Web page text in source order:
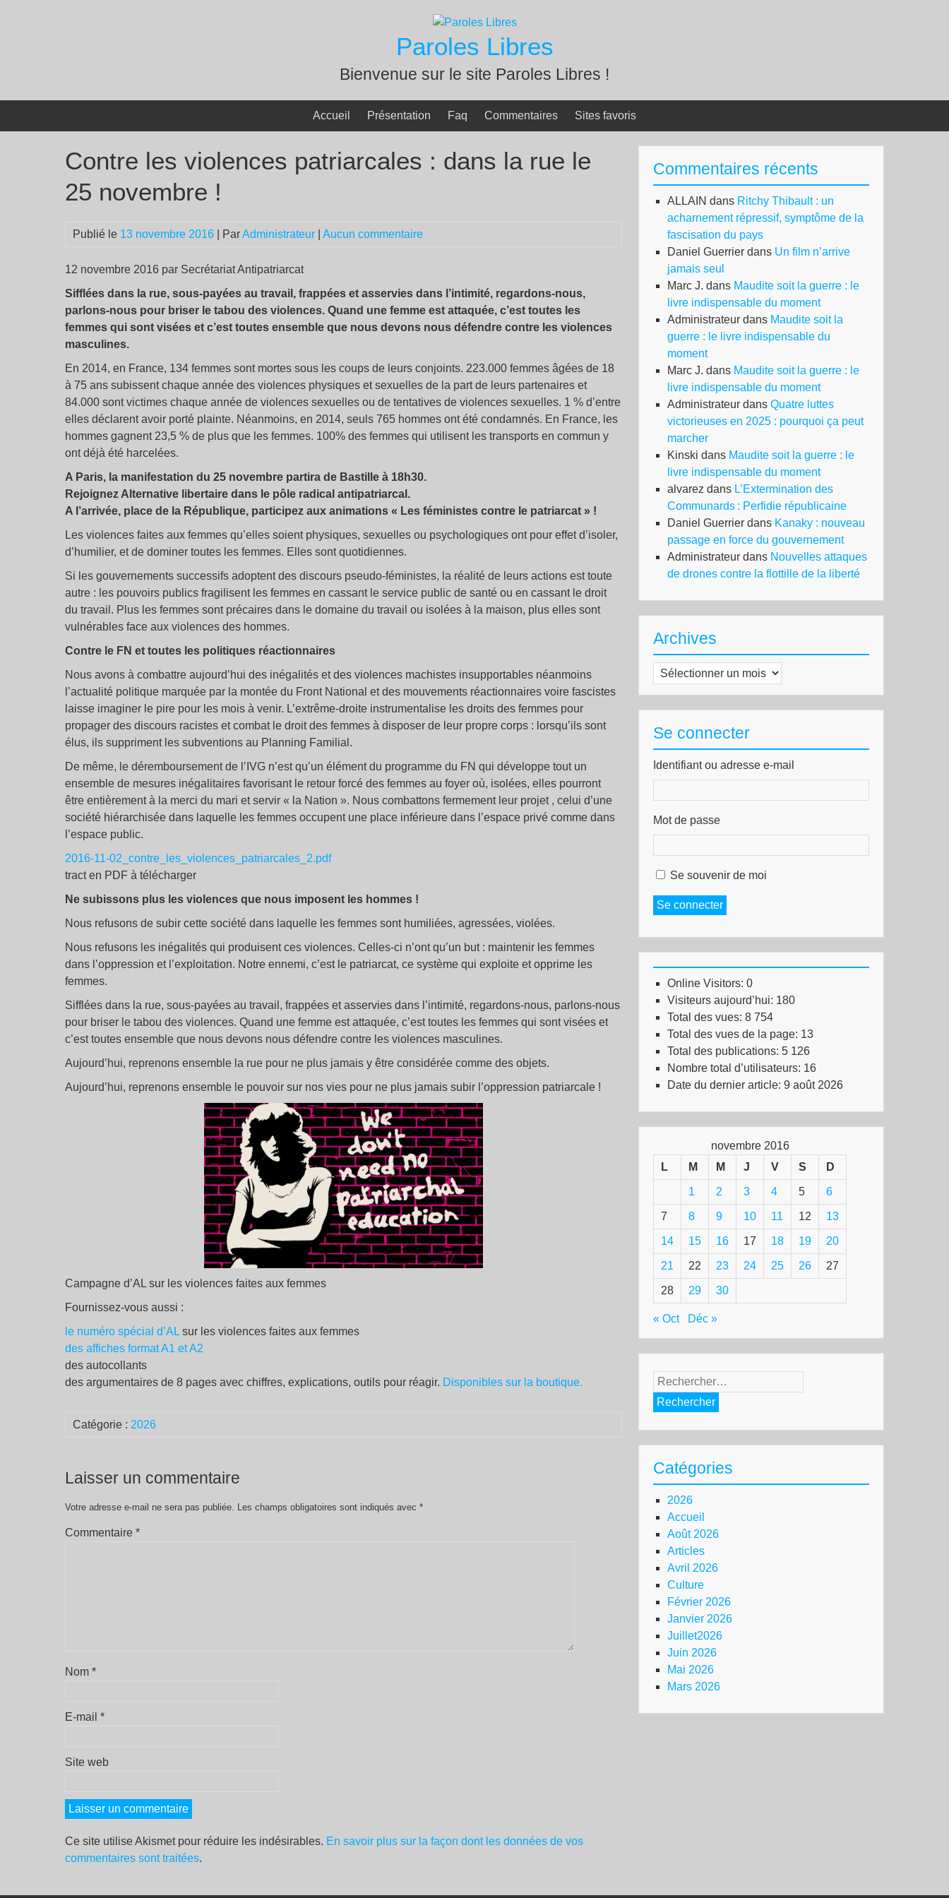
Paroles Libres
Bienvenue sur le site Paroles Libres !
Accueil Présentation Faq Commentaires Sites favoris
Contre les violences patriarcales : dans la rue le
25 novembre !
Publié le 13 novembre 2016 | ParAdministrateur Aucun commentaire
12 novembre 2016 par Secrétariat Antipatriarcat
Sifflées dans la rue, sous-payées au travail, frappées et asservies dans l’intimité, regardons-nous,
parlons-nous pour briser le tabou des violences. Quand une femme est attaquée, c’est toutes les
femmes qui sont visées et c’est toutes ensemble que nous devons nous défendre contre les violences
masculines.
En 2014, en France, 134 femmes sont mortes sous les coups de leurs conjoints. 223.000 femmes âgées de 18
à 75 ans subissent chaque année des violences physiques et sexuelles de la part de leurs partenaires et
84.000 sont victimes chaque année de violences sexuelles ou de tentatives de violences sexuelles. 1 % d’entre
elles déclarent avoir porté plainte. Néanmoins, en 2014, seuls 765 hommes ont été condamnés. En France, les
hommes gagnent 23,5 % de plus que les femmes. 100% des femmes qui utilisent les transports en commun y
ont déjà été harcelées.
A Paris, la manifestation du 25 novembre partira de Bastille à 18h30.
Rejoignez Alternative libertaire dans le pôle radical antipatriarcal.
A l’arrivée, place de la République, participez aux animations « Les féministes contre le patriarcat » !
Les violences faites aux femmes qu’elles soient physiques, sexuelles ou psychologiques ont pour effet d’isoler,
d’humilier, et de dominer toutes les femmes. Elles sont quotidiennes.
Si les gouvernements successifs adoptent des discours pseudo-féministes, la réalité de leurs actions est toute
autre : les pouvoirs publics fragilisent les femmes en cassant le service public de santé ou en cassant le droit
du travail. Plus les femmes sont précaires dans le domaine du travail ou isolées à la maison, plus elles sont
vulnérables face aux violences des hommes.
Contre le FN et toutes les politiques réactionnaires
Nous avons à combattre aujourd’hui des inégalités et des violences machistes insupportables néanmoins
l’actualité politique marquée par la montée du Front National et des mouvements réactionnaires voire fascistes
laisse imaginer le pire pour les mois à venir. L’extrême-droite instrumentalise les droits des femmes pour
propager des discours racistes et combat le droit des femmes à disposer de leur propre corps : lorsqu’ils sont
élus, ils suppriment les subventions au Planning Familial.
De même, le déremboursement de l’IVG n’est qu’un élément du programme du FN qui développe tout un
ensemble de mesures inégalitaires favorisant le retour forcé des femmes au foyer où, isolées, elles pourront
être entièrement à la merci du mari et servir « la Nation ». Nous combattons fermement leur projet , celui d’une
société hiérarchisée dans laquelle les femmes occupent une place inférieure dans l’espace privé comme dans
l’espace public.
2016-11-02_contre_les_violences_patriarcales_2.pdf
tract en PDF à télécharger
Ne subissons plus les violences que nous imposent les hommes !
Nous refusons de subir cette société dans laquelle les femmes sont humiliées, agressées, violées.
Nous refusons les inégalités qui produisent ces violences. Celles-ci n’ont qu’un but : maintenir les femmes
dans l’oppression et l’exploitation. Notre ennemi, c’est le patriarcat, ce système qui exploite et opprime les
femmes.
Sifflées dans la rue, sous-payées au travail, frappées et asservies dans l’intimité, regardons-nous, parlons-nous
pour briser le tabou des violences. Quand une femme est attaquée, c’est toutes les femmes qui sont visées et
c’est toutes ensemble que nous devons nous défendre contre les violences masculines.
Aujourd’hui, reprenons ensemble la rue pour ne plus jamais y être considérée comme des objets.
Aujourd’hui, reprenons ensemble le pouvoir sur nos vies pour ne plus jamais subir l’oppression patriarcale !
Campagne d’AL sur les violences faites aux femmes
Fournissez-vous aussi :
le numéro spécial d’ALsur les violences faites aux femmes
des affiches format A1 et A2
des autocollants
des argumentaires de 8 pages avec chiffres, explications, outils pour réagir. Disponibles sur la boutique.
Catégorie : 2026
Laisser un commentaire
Votre adresse e-mail ne sera pas publiée. Les champs obligatoires sont indiqués avec *
Commentaire *
Nom *
E-mail *
Site web
Ce site utilise Akismet pour réduire les indésirables. En savoir plus sur la façon dont les données de vos
commentaires sont traitées.
Commentaires récents
ALLAIN dans Ritchy Thibault : un
acharnement répressif, symptôme de la
fascisation du pays
Daniel Guerrier dans Un film n’arrive
jamais seul
Marc J. dans Maudite soit la guerre : le
livre indispensable du moment
Administrateur dans Maudite soit la
guerre : le livre indispensable du
moment
Marc J. dans Maudite soit la guerre : le
livre indispensable du moment
Administrateur dans Quatre luttes
victorieuses en 2025 : pourquoi ça peut
marcher
Kinski dans Maudite soit la guerre : le
livre indispensable du moment
alvarez dans L’Extermination des
Communards : Perfidie républicaine
Daniel Guerrier dans Kanaky : nouveau
passage en force du gouvernement
Administrateur dans Nouvelles attaques
de drones contre la flottille de la liberté
Archives
Archives
Se connecter
Identifiant ou adresse e-mail
Mot de passe
Se souvenir de moi
Se connecter
Online Visitors: 0
Visiteurs aujourd’hui: 180
Total des vues: 8 754
Total des vues de la page: 13
Total des publications: 5 126
Nombre total d’utilisateurs: 16
Date du dernier article: 9 août 2026
novembre 2016
L
M M J V S D
1 2 3 4 5 6
7 8 9 10 11 12 13
14 15 16 17 18 19 20
21 22 23 24 25 26 27
28 29 30
« Oct Déc »
Rechercher :
Catégories
2026
Accueil
Août 2026
Articles
Avril 2026
Culture
Février 2026
Janvier 2026
Juillet2026
Juin 2026
Mai 2026
Mars 2026